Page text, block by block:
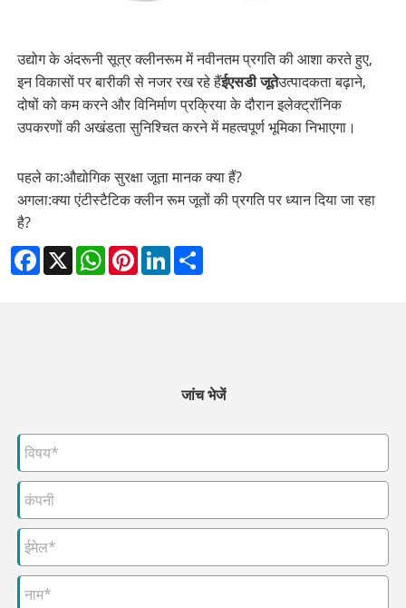
उद्योग के अंदरूनी सूत्र क्लीनरूम में नवीनतम प्रगति की आशा करते हुए,
इन विकासों पर बारीकी से नजर रख रहे हैंईएसडी जूतेउत्पादकता बढ़ाने,
दोषों को कम करने और विनिर्माण प्रक्रिया के दौरान इलेक्ट्रॉनिक
उपकरणों की अखंडता सुनिश्चित करने में महत्वपूर्ण भूमिका निभाएगा।
पहले का:औद्योगिक सुरक्षा जूता मानक क्या हैं?
अगला:क्या एंटीस्टैटिक क्लीन रूम जूतों की प्रगति पर ध्यान दिया जा रहा
है?
Facebook
X WhatsApp
PinterestLinkedIn
जांच भेजें